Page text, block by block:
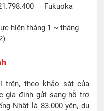
Fukuoka
hiện tháng 1 ~ tháng
trên, theo khảo sát của
gia đình gửi sang hỗ trợ
Nhật là 83.000 yên, du